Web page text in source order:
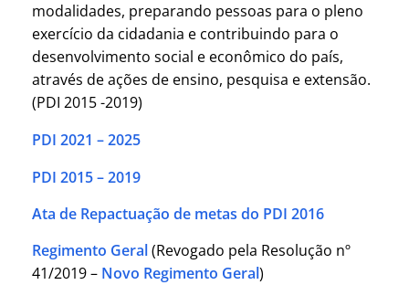
modalidades, preparando pessoas para o pleno
exercício da cidadania e contribuindo para o
desenvolvimento social e econômico do país,
através de ações de ensino, pesquisa e extensão.
(PDI 2015 -2019)
PDI 2021 – 2025
PDI 2015 – 2019
Ata de Repactuação de metas do PDI 2016
Regimento Geral(Revogado pela Resolução nº
41/2019 – Novo Regimento Geral)